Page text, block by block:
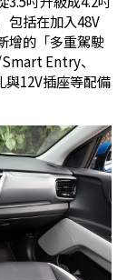
包括在加入48V
增的「多重駕駛
Entry、
12V插座等配備